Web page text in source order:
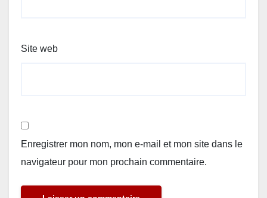
Site web
Enregistrer mon nom, mon e-mail et mon site dans le
navigateur pour mon prochain commentaire.